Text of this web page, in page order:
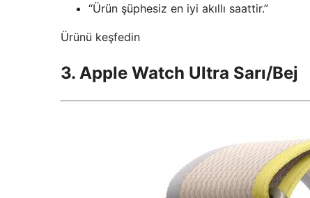
“Ürün şüphesiz en iyi akıllı saattir.”
Ürünü keşfedin
3. Apple Watch Ultra Sarı/Bej